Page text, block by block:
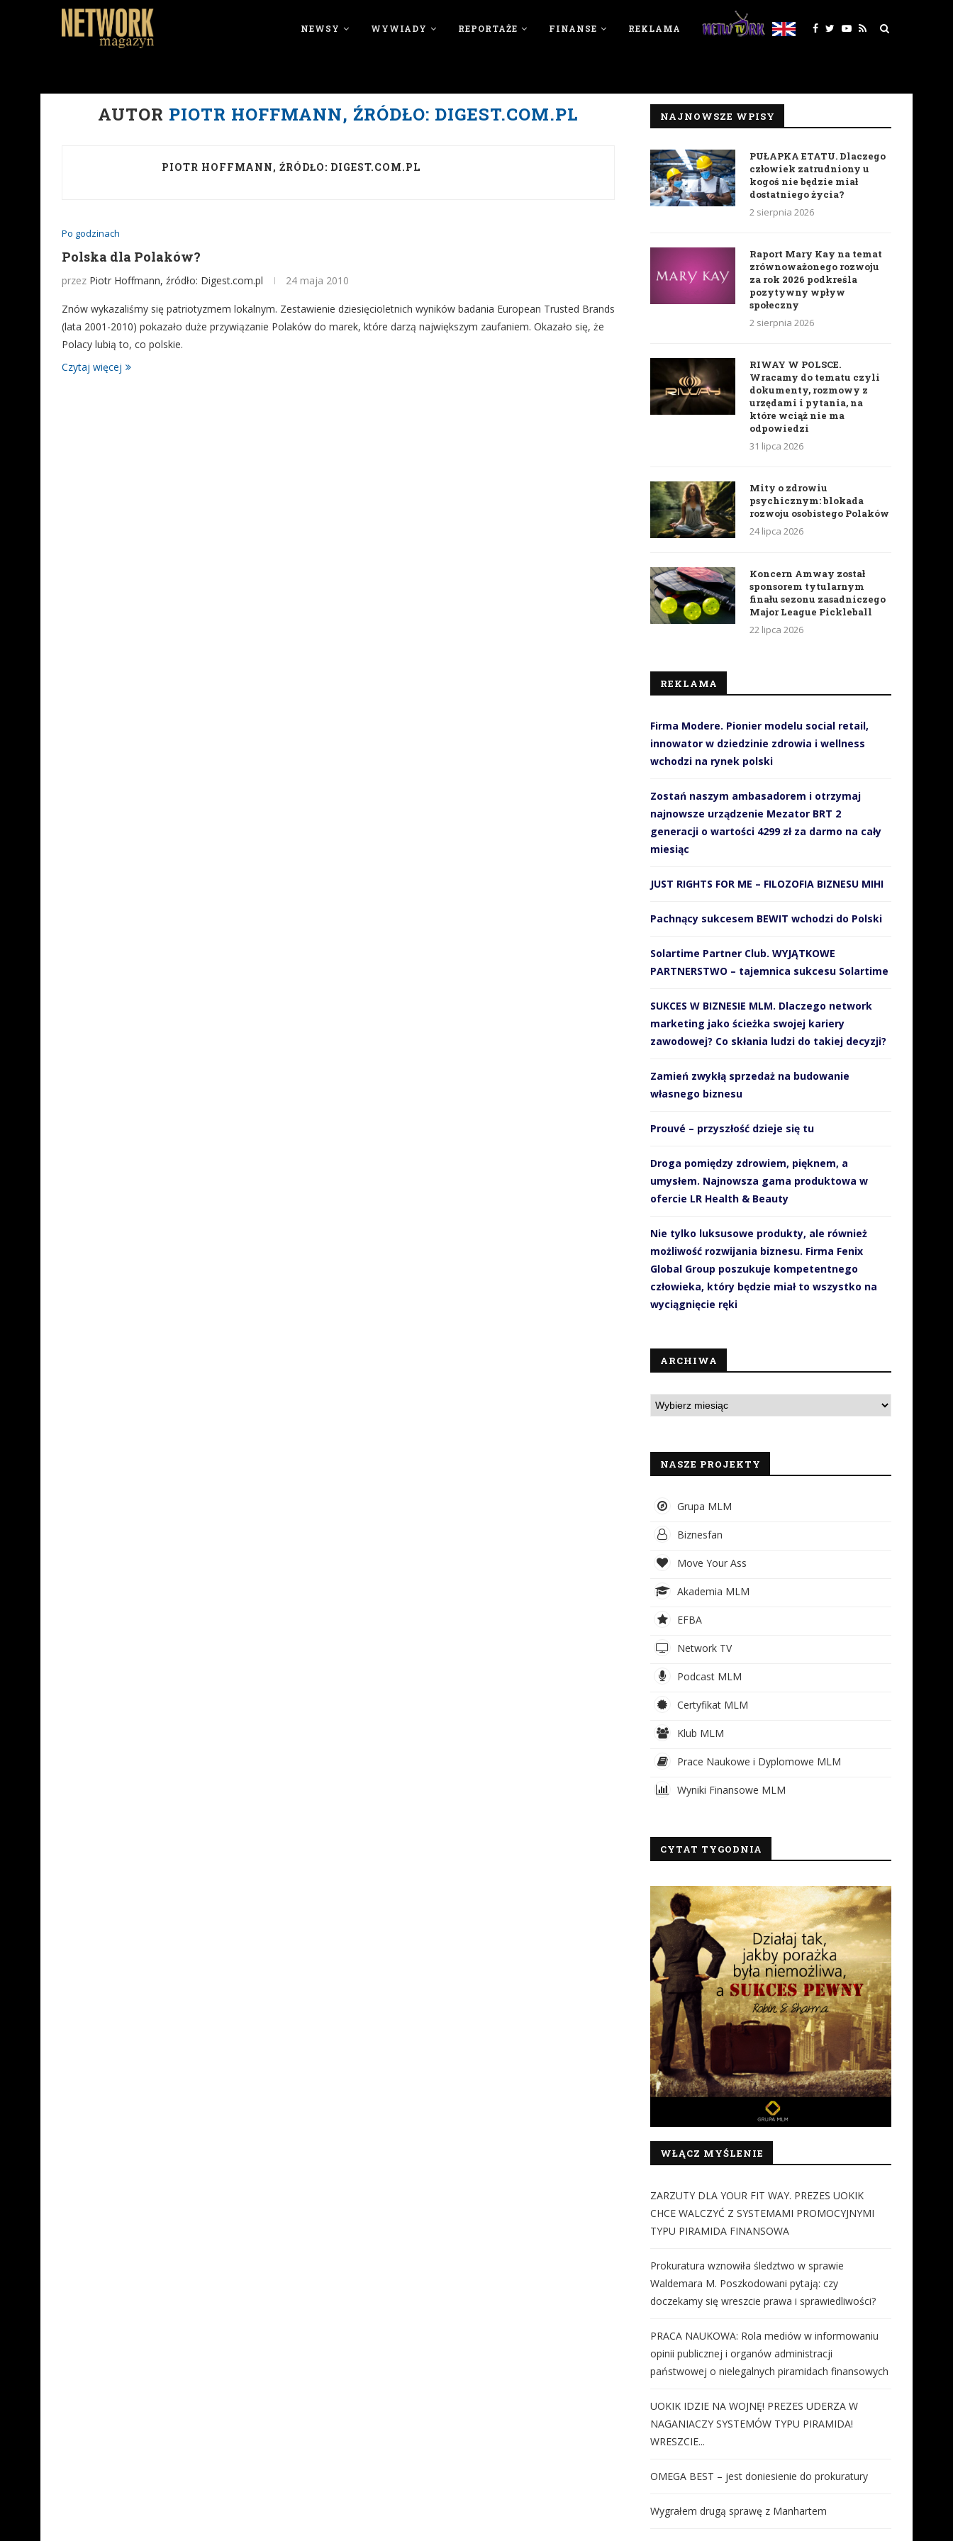
NEWSY WYWIADY REPORTAŻE FINANSE REKLAMA
AUTOR PIOTR HOFFMANN, ŹRÓDŁO: DIGEST.COM.PL
PIOTR HOFFMANN, ŹRÓDŁO: DIGEST.COM.PL
Po godzinach
Polska dla Polaków?
przez Piotr Hoffmann, źródło: Digest.com.pl 24 maja 2010
Znów wykazaliśmy się patriotyzmem lokalnym. Zestawienie dziesięcioletnich wyników badania European Trusted Brands
(lata 2001-2010) pokazało duże przywiązanie Polaków do marek, które darzą największym zaufaniem. Okazało się, że
Polacy lubią to, co polskie.
Czytaj więcej
NAJNOWSZE WPISY
PUŁAPKA ETATU. Dlaczego
człowiek zatrudniony u
kogoś nie będzie miał
dostatniego życia?
2 sierpnia 2026
Raport Mary Kay na temat
zrównoważonego rozwoju
za rok 2026 podkreśla
pozytywny wpływ
społeczny
2 sierpnia 2026
RIWAY W POLSCE.
Wracamy do tematu czyli
dokumenty, rozmowy z
urzędami i pytania, na
które wciąż nie ma
odpowiedzi
31 lipca 2026
Mity o zdrowiu
psychicznym: blokada
rozwoju osobistego Polaków
24 lipca 2026
Koncern Amway został
sponsorem tytularnym
finału sezonu zasadniczego
Major League Pickleball
22 lipca 2026
REKLAMA
Firma Modere. Pionier modelu social retail,
innowator w dziedzinie zdrowia i wellness
wchodzi na rynek polski
Zostań naszym ambasadorem i otrzymaj
najnowsze urządzenie Mezator BRT 2
generacji o wartości 4299 zł za darmo na cały
miesiąc
JUST RIGHTS FOR ME – FILOZOFIA BIZNESU MIHI
Pachnący sukcesem BEWIT wchodzi do Polski
Solartime Partner Club. WYJĄTKOWE
PARTNERSTWO – tajemnica sukcesu Solartime
SUKCES W BIZNESIE MLM. Dlaczego network
marketing jako ścieżka swojej kariery
zawodowej? Co skłania ludzi do takiej decyzji?
Zamień zwykłą sprzedaż na budowanie
własnego biznesu
Prouvé – przyszłość dzieje się tu
Droga pomiędzy zdrowiem, pięknem, a
umysłem. Najnowsza gama produktowa w
ofercie LR Health & Beauty
Nie tylko luksusowe produkty, ale również
możliwość rozwijania biznesu. Firma Fenix
Global Group poszukuje kompetentnego
człowieka, który będzie miał to wszystko na
wyciągnięcie ręki
ARCHIWA
NASZE PROJEKTY
Grupa MLM
Biznesfan
Move Your Ass
Akademia MLM
EFBA
Network TV
Podcast MLM
Certyfikat MLM
Klub MLM
Prace Naukowe i Dyplomowe MLM
Wyniki Finansowe MLM
CYTAT TYGODNIA
WŁĄCZ MYŚLENIE
ZARZUTY DLA YOUR FIT WAY. PREZES UOKIK
CHCE WALCZYĆ Z SYSTEMAMI PROMOCYJNYMI
TYPU PIRAMIDA FINANSOWA
Prokuratura wznowiła śledztwo w sprawie
Waldemara M. Poszkodowani pytają: czy
doczekamy się wreszcie prawa i sprawiedliwości?
PRACA NAUKOWA: Rola mediów w informowaniu
opinii publicznej i organów administracji
państwowej o nielegalnych piramidach finansowych
UOKIK IDZIE NA WOJNĘ! PREZES UDERZA W
NAGANIACZY SYSTEMÓW TYPU PIRAMIDA!
WRESZCIE...
OMEGA BEST – jest doniesienie do prokuratury
Wygrałem drugą sprawę z Manhartem